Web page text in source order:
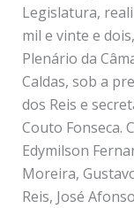
Legislatura,
mil e vinte e
Plenário da
Caldas, sob a
dos Reis e
Couto Fonseca.
Edymilson
Moreira,
Reis, José